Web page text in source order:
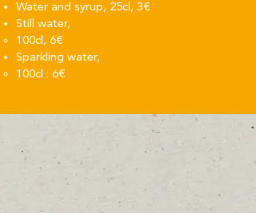
Water and syrup, 25cl, 3€
Still water,
100cl, 6€
Sparkling water,
100cl : 6€